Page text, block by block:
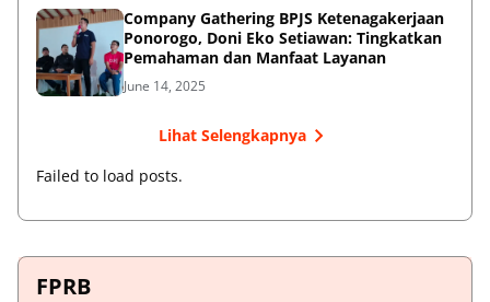
Company Gathering BPJS Ketenagakerjaan
Ponorogo, Doni Eko Setiawan: Tingkatkan
Pemahaman dan Manfaat Layanan
June 14, 2025
Lihat Selengkapnya
Failed to load posts.
FPRB